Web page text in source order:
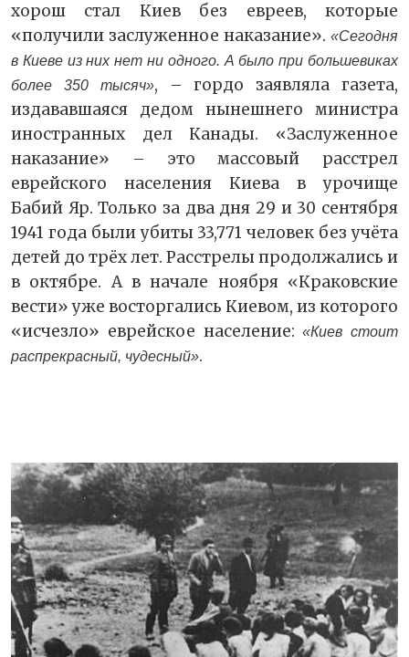
хорош стал Киев без евреев, которые
«получили заслуженное наказание». «Сегодня
в Киеве из них нет ни одного. А было при большевиках
более 350 тысяч», – гордо заявляла газета,
издававшаяся дедом нынешнего министра
иностранных дел Канады. «Заслуженное
наказание» – это массовый расстрел
еврейского населения Киева в урочище
Бабий Яр. Только за два дня 29 и 30 сентября
1941 года были убиты 33,771 человек без учёта
детей до трёх лет. Расстрелы продолжались и
в октябре. А в начале ноября «Краковские
вести» уже восторгались Киевом, из которого
«исчезло» еврейское население:«Киев стоит
распрекрасный, чудесный».